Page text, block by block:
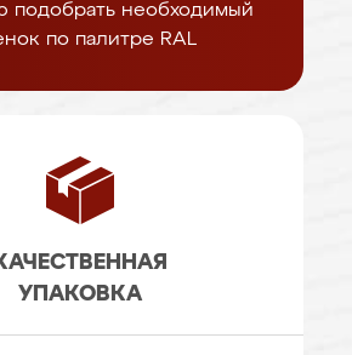
подобрать необходимый
по палитре RAL
УПАКОВКА